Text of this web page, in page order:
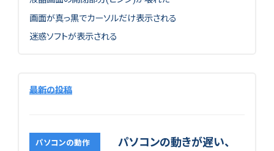
画面が真っ黒でカーソルだけ表示される
迷惑ソフトが表示される
最新の投稿
パソコンの動作
パソコンの動きが遅い、